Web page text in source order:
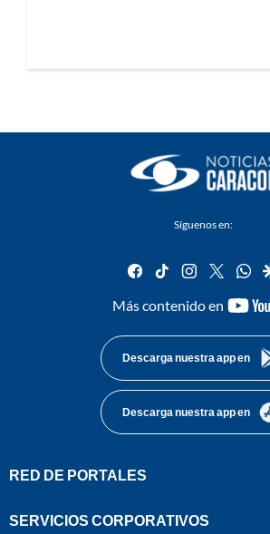
Síguenos en:
facebook
tiktok instagram
twitter
Más contenido en
Descarga nuestra app en
Descarga nuestra app en
RED DE PORTALES
SERVICIOS CORPORATIVOS